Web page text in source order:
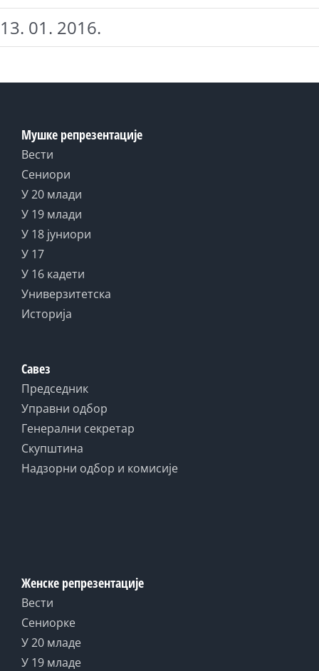
13. 01. 2016.
Мушке репрезентације
Вести
Сениори
У 20 млади
У 19 млади
У 18 јуниори
У 17
У 16 кадети
Универзитетска
Историја
Савез
Председник
Управни одбор
Генерални секретар
Скупштина
Надзорни одбор и комисије
Женске репрезентације
Вести
Сениорке
У 20 младе
У 19 младе